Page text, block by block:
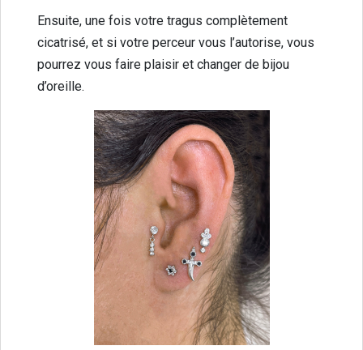
Ensuite, une fois votre tragus complètement
cicatrisé, et si votre perceur vous l’autorise, vous
pourrez vous faire plaisir et changer de bijou
d’oreille.